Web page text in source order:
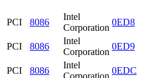
PCI 8086
Intel
Corporation
0ED8
PCI
8086
Intel
Corporation
0ED9
PCI
8086
Intel
Corporation
0EDC